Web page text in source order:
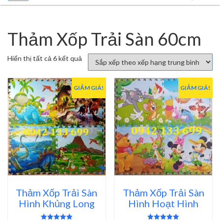
Thảm Xốp Trải Sàn 60cm
Hiển thị tất cả 6 kết quả
xếp
theo
xếp
hạng
trung
bình
GIẢM GIÁ!
Thảm Xốp Trải Sàn
Hình Khủng Long
GIẢM GIÁ!
Thảm Xốp Trải Sàn
Hình Hoạt Hình